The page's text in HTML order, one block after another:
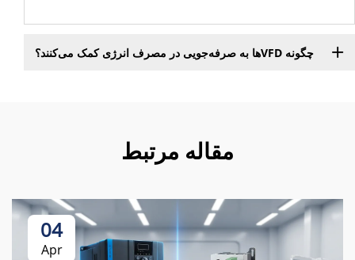
چگونه VFDها به صرفه‌جویی در مصرف انرژی کمک می‌کنند؟
مقاله مرتبط
04
Apr